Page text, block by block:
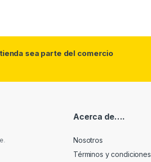
sea parte del comercio
Acerca de….
Nosotros
Términos y condiciones